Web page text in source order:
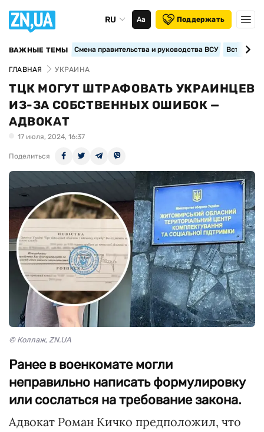
RU Аа Поддержать
ВАЖНЫЕ ТЕМЫ Смена правительства и руководства ВСУ
ГЛАВНАЯ УКРАИНА
ТЦК МОГУТ ШТРАФОВАТЬ УКРАИНЦЕВ
ИЗ-ЗА СОБСТВЕННЫХ ОШИБОК —
АДВОКАТ
17 июля, 2024, 16:37
Поделиться
© Коллаж, ZN.UA
Ранее в военкомате могли
неправильно написать формулировку
или сослаться на требование закона.
Адвокат Роман Кичко предположил, что